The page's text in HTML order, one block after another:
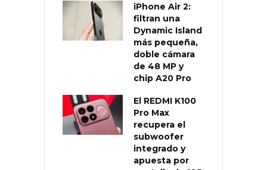
iPhone Air 2:
filtran una
Dynamic Island
más pequeña,
doble cámara
de 48 MP y
chip A20 Pro
El REDMI K100
Pro Max
recupera el
subwoofer
integrado y
apuesta por